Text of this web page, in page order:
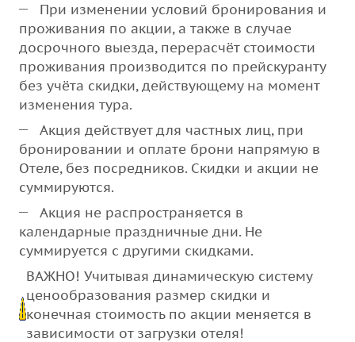
При изменении условий бронирования и
проживания по акции, а также в случае
досрочного выезда, перерасчёт стоимости
проживания производится по прейскуранту
без учёта скидки, действующему на момент
изменения тура.
Акция действует для частных лиц, при
бронировании и оплате брони напрямую в
Отеле, без посредников. Скидки и акции не
суммируются.
Акция не распространяется в
календарные праздничные дни. Не
суммируется с другими скидками.
ВАЖНО! Учитывая динамическую систему
ценообразования размер скидки и
конечная стоимость по акции меняется в
зависимости от загрузки отеля!